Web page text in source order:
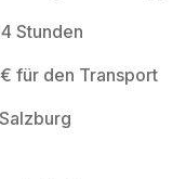
Stunden
für den Transport